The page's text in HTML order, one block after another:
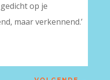
op je
maar verkennend.’